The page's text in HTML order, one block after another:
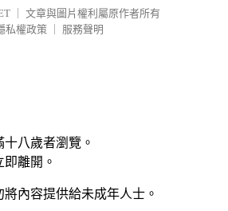
文章與圖片權利屬原作者所有
私權政策
服務聲明
八歲者瀏覽。
離開。
內容提供給未成年人士。